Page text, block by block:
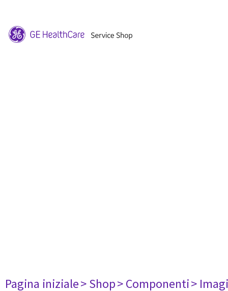
Pagina iniziale> Shop> Componenti>